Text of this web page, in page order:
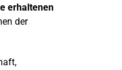
erhaltenen
der